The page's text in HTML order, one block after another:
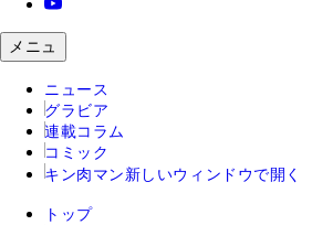
メニュ
ニュース
グラビア
連載コラム
コミック
キン肉マン 新しいウィンドウで開く
トップ